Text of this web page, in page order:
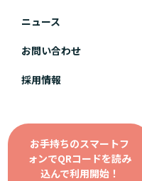
ニュース
お問い合わせ
採用情報
お手持ちのスマートフ
ォンでQRコードを読み
込んで利用開始！